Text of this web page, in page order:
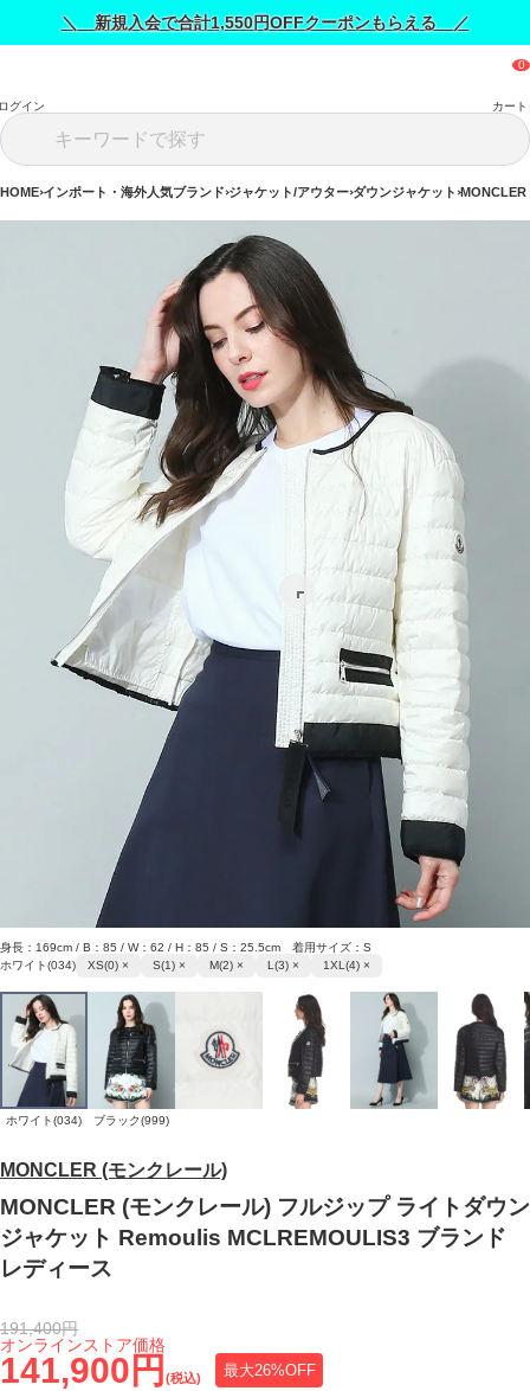
＼ 新規入会で合計1,550円OFFクーポンもらえる ／
グイン カート
HOME インポート・海外人気ブランド ジャケット/アウター ダウンジャケット MONCLER
MONCLER (モンクレール)
MONCLER (モンクレール) フルジップ ライトダウン
ジャケット Remoulis MCLREMOULIS3 ブランド
レディース
141,900円 (税込) 最大26%OFF
オンラインストア価格
191,400円
身長：169cm / B：85 / W：62 / H：85 / S：25.5cm 着用サイズ：S
ホワイト(034)
XS(0) × S(1) × M(2) × L(3) × 1XL(4) ×
ホワイト(034) ブラック(999)